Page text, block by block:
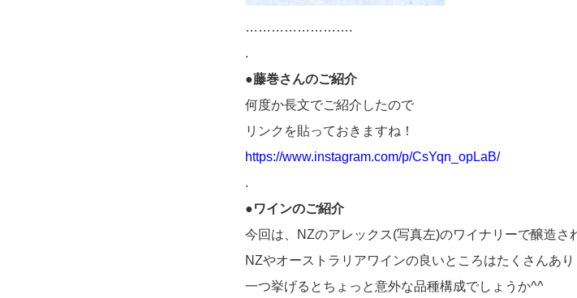
…………………….
.
●藤巻さんのご紹介
何度か長文でご紹介したので
リンクを貼っておきますね！
https://www.instagram.com/p/CsYqn_opLaB/
.
●ワインのご紹介
今回は、NZのアレックス(写真左)のワイナリーで醸造さ
NZやオーストラリアワインの良いところはたくさんあり
一つ挙げるとちょっと意外な品種構成でしょうか^^